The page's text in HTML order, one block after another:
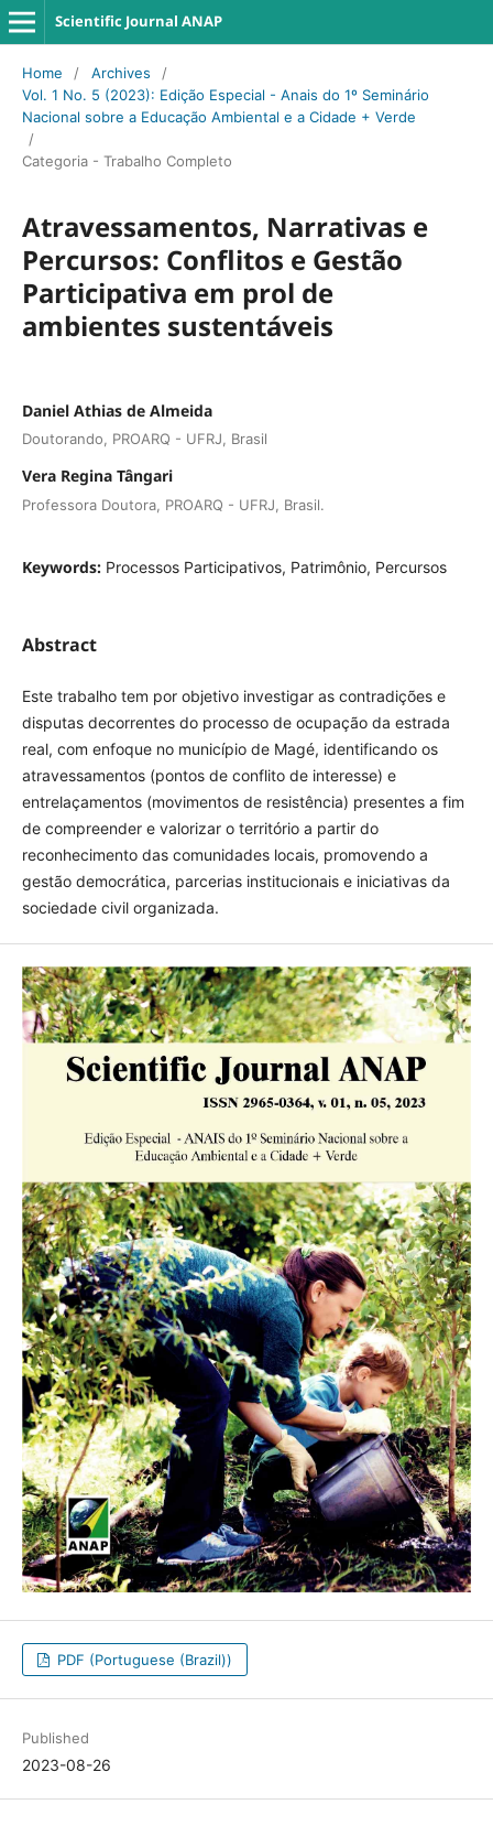
Scientific Journal ANAP
Home / Archives
Vol. 1 No. 5 (2023): Edição Especial - Anais do 1º Seminário Nacional
sobre a Educação Ambiental e a Cidade + Verde
/
Categoria - Trabalho Completo
Atravessamentos, Narrativas e
Percursos: Conflitos e Gestão
Participativa em prol de
ambientes sustentáveis
Daniel Athias de Almeida
Doutorando, PROARQ - UFRJ, Brasil
Vera Regina Tângari
Professora Doutora, PROARQ - UFRJ, Brasil.
Keywords: Processos Participativos, Patrimônio, Percursos
Abstract
Este trabalho tem por objetivo investigar as contradições e
disputas decorrentes do processo de ocupação da estrada
real, com enfoque no município de Magé, identificando os
atravessamentos (pontos de conflito de interesse) e
entrelaçamentos (movimentos de resistência) presentes a
fim de compreender e valorizar o território a partir do
reconhecimento das comunidades locais, promovendo a
gestão democrática, parcerias institucionais e iniciativas da
sociedade civil organizada.
PDF (Portuguese (Brazil))
Published
2023-08-26